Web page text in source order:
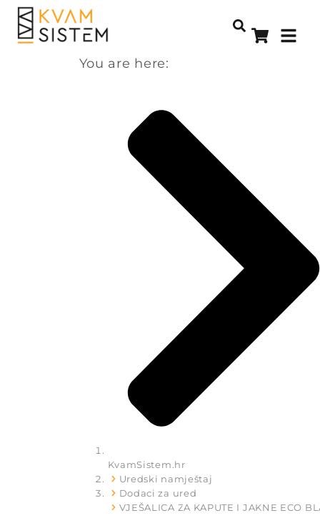
You are here:
KvamSistem.hr
Uredski namještaj
Dodaci za ured
VJEŠALICA ZA KAPUTE I JAKNE ECO